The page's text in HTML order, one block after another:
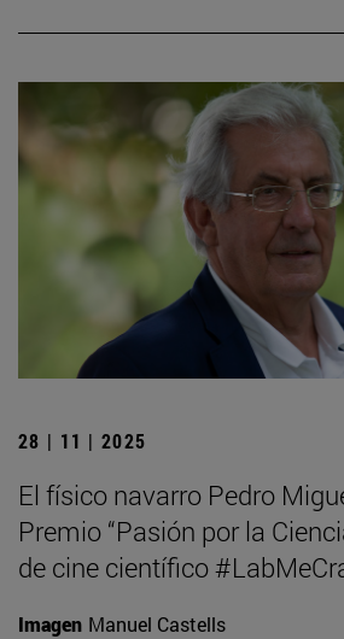
28 | 11 | 2025
El físico navarro Pedro
Premio “Pasión por la
de cine científico
Imagen Manuel Castells